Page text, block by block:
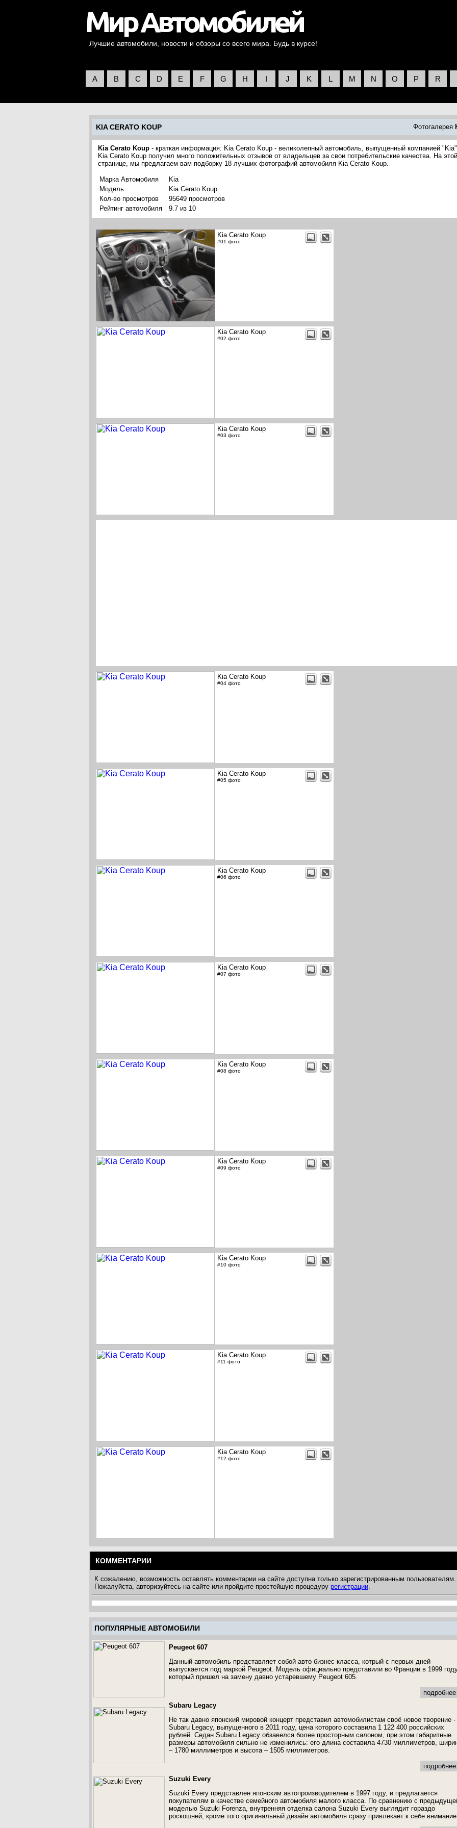
Лучшие автомобили, новости и обзоры со всего мира. Будь в курсе!
A B C D E F G H I J K L M N O P R
KIA CERATO KOUP Фотогалерея
Kia Cerato Koup - краткая информация: Kia Cerato Koup - великолепный автомобиль, выпущенный компанией
Kia Cerato Koup получил много положительных отзывов от владельцев за свои потребительские качества. На этой
странице, мы предлагаем вам подборку 18 лучших фотографий автомобиля Kia Cerato Koup.
Марка Автомобиля
Kia
Модель
Kia Cerato Koup
Кол-во просмотров
95649 просмотров
Рейтинг автомобиля
9.7 из 10
Kia Cerato Koup
#01 фото
Kia Cerato Koup
#02 фото
Kia Cerato Koup
#03 фото
Kia Cerato Koup
#04 фото
Kia Cerato Koup
#05 фото
Kia Cerato Koup
#06 фото
Kia Cerato Koup
#07 фото
Kia Cerato Koup
#08 фото
Kia Cerato Koup
#09 фото
Kia Cerato Koup
#10 фото
Kia Cerato Koup
#11 фото
Kia Cerato Koup
#12 фото
КОММЕНТАРИИ
К сожалению, возможность оставлять комментарии на сайте доступна только зарегистрированным пользователям.
Пожалуйста, авторизуйтесь на сайте или пройдите простейшую процедуру регистрации.
ПОПУЛЯРНЫЕ АВТОМОБИЛИ
Peugeot 607
Данный автомобиль представляет собой авто бизнес-класса, котрый с первых дней
выпускается под маркой Peugeot. Модель официально представили во Франции в 1999
который пришел на замену давно устаревшему Peugeot 605.
Subaru Legacy
Не так давно японский мировой концерт представил автомобилистам своё новое творение -
Subaru Legacy, выпущенного в 2011 году, цена которого составила 1 122 400 российских
рублей. Седан Subaru Legacy обзавелся более просторным салоном, при этом габаритные
размеры автомобиля сильно не изменились: его длина составила 4730 миллиметров,
– 1780 миллиметров и высота – 1505 миллиметров.
Suzuki Every
Suzuki Every представлен японским автопроизводителем в 1997 году, и предлагается
покупателям в качестве семейного автомобиля малого класса. По сравнению с
моделью Suzuki Forenza, внутренняя отделка салона Suzuki Every выглядит гораздо
роскошней, кроме того оригинальный дизайн автомобиля сразу привлекает к себе